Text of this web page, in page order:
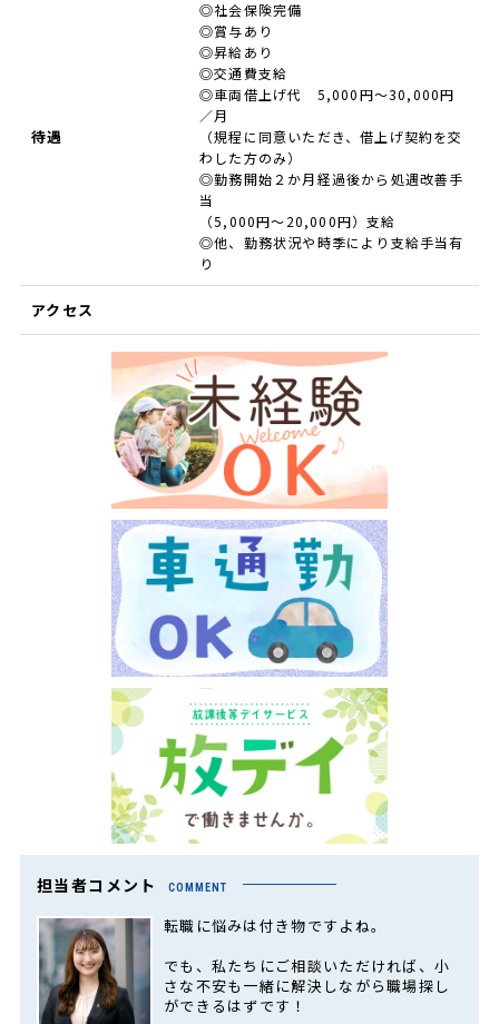
待遇
◎社会保険完備
◎賞与あり
◎昇給あり
◎交通費支給
◎車両借上げ代 5,000円～30,000円
／月
（規程に同意いただき、借上げ契約を交
わした方のみ）
◎勤務開始２か月経過後から処遇改善手
当
（5,000円～20,000円）支給
◎他、勤務状況や時季により支給手当有
り
アクセス
担当者コメント COMMENT
転職に悩みは付き物ですよね。
でも、私たちにご相談いただければ、小
さな不安も一緒に解決しながら職場探し
ができるはずです！